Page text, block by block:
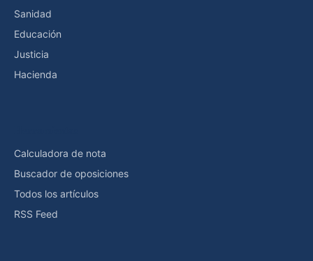
Sanidad
Educación
Justicia
Hacienda
Calculadora de nota
Buscador de oposiciones
Todos los artículos
RSS Feed